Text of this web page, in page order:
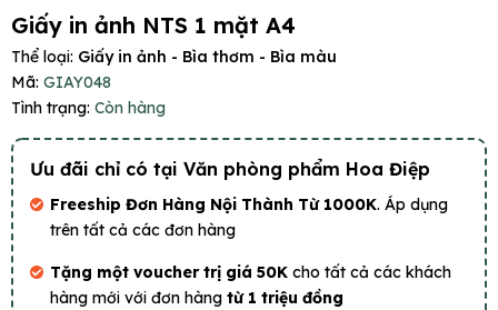
Giấy in ảnh NTS 1 mặt A4
Thể loại: Giấy in ảnh - Bìa thơm - Bìa màu
Mã: GIAY048
Tình trạng: Còn hàng
Ưu đãi chỉ có tại Văn phòng phẩm Hoa Điệp
Freeship Đơn Hàng Nội Thành Từ 1000K. Áp dụng
trên tất cả các đơn hàng
Tặng một voucher trị giá 50K cho tất cả các khách
hàng mới với đơn hàng từ 1 triệu đồng